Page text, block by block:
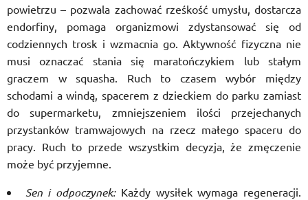
powietrzu – pozwala zachować rześkość umysłu, dostarcza
endorfiny, pomaga organizmowi zdystansować się od
codziennych trosk i wzmacnia go. Aktywność fizyczna nie
musi oznaczać stania się maratończykiem lub stałym
graczem w squasha. Ruch to czasem wybór między
schodami a windą, spacerem z dzieckiem do parku zamiast
do supermarketu, zmniejszeniem ilości przejechanych
przystanków tramwajowych na rzecz małego spaceru do
pracy. Ruch to przede wszystkim decyzja, że zmęczenie
może być przyjemne.
Sen i odpoczynek:Każdy wysiłek wymaga regeneracji.